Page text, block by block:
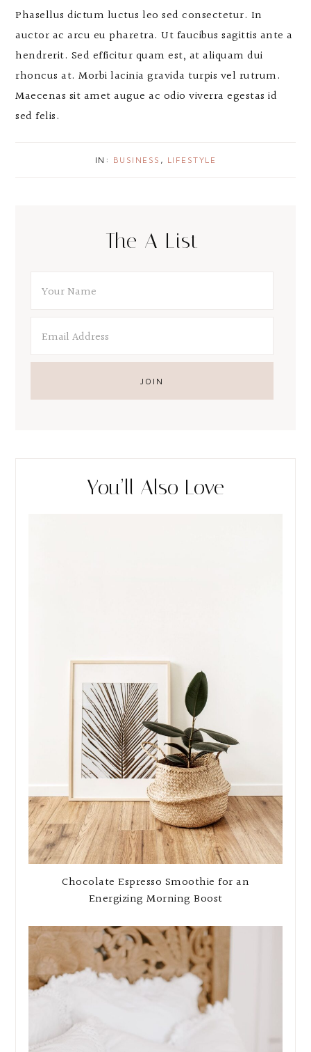
Phasellus dictum luctus leo sed consectetur. In
auctor ac arcu eu pharetra. Ut faucibus sagittis ante a
hendrerit. Sed efficitur quam est, at aliquam dui
rhoncus at. Morbi lacinia gravida turpis vel rutrum.
Maecenas sit amet augue ac odio viverra egestas id
sed felis.
IN: BUSINESS , LIFESTYLE
The A List
You’ll Also Love
Chocolate Espresso Smoothie for an
Energizing Morning Boost